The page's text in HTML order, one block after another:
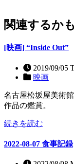
関連するか
[映画] “Inside Out”
2019/09/05
映画
名古屋松坂屋美術
作品の鑑賞。
続きを読む
2022-08-07 食事記録